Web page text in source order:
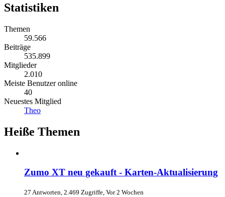
Statistiken
Themen
59.566
Beiträge
535.899
Mitglieder
2.010
Meiste Benutzer online
40
Neuestes Mitglied
Theo
Heiße Themen
Zumo XT neu gekauft - Karten-Aktualisierung
27 Antworten, 2.469 Zugriffe, Vor 2 Wochen